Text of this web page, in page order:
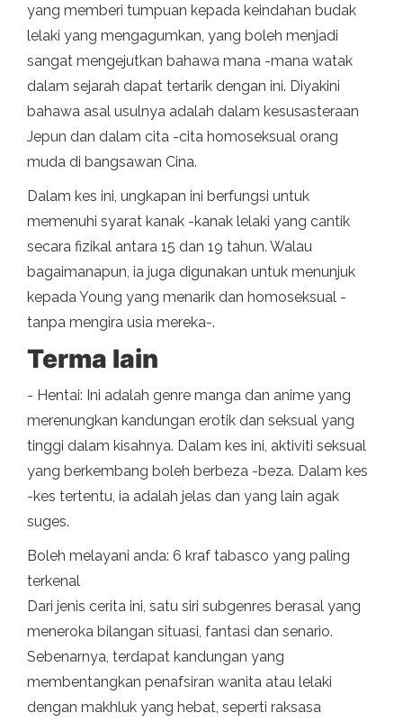
yang memberi tumpuan kepada keindahan budak
lelaki yang mengagumkan, yang boleh menjadi
sangat mengejutkan bahawa mana -mana watak
dalam sejarah dapat tertarik dengan ini. Diyakini
bahawa asal usulnya adalah dalam kesusasteraan
Jepun dan dalam cita -cita homoseksual orang
muda di bangsawan Cina.
Dalam kes ini, ungkapan ini berfungsi untuk
memenuhi syarat kanak -kanak lelaki yang cantik
secara fizikal antara 15 dan 19 tahun. Walau
bagaimanapun, ia juga digunakan untuk menunjuk
kepada Young yang menarik dan homoseksual -
tanpa mengira usia mereka-.
Terma lain
- Hentai: Ini adalah genre manga dan anime yang
merenungkan kandungan erotik dan seksual yang
tinggi dalam kisahnya. Dalam kes ini, aktiviti seksual
yang berkembang boleh berbeza -beza. Dalam kes
-kes tertentu, ia adalah jelas dan yang lain agak
suges.
Boleh melayani anda: 6 kraf tabasco yang paling
terkenal
Dari jenis cerita ini, satu siri subgenres berasal yang
meneroka bilangan situasi, fantasi dan senario.
Sebenarnya, terdapat kandungan yang
membentangkan penafsiran wanita atau lelaki
dengan makhluk yang hebat, seperti raksasa